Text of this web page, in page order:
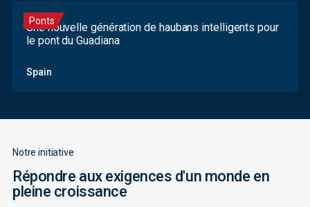
Ponts
Une nouvelle génération de haubans intelligents pour
le pont du Guadiana
Spain
Notre initiative
Répondre aux exigences d'un monde en
pleine croissance